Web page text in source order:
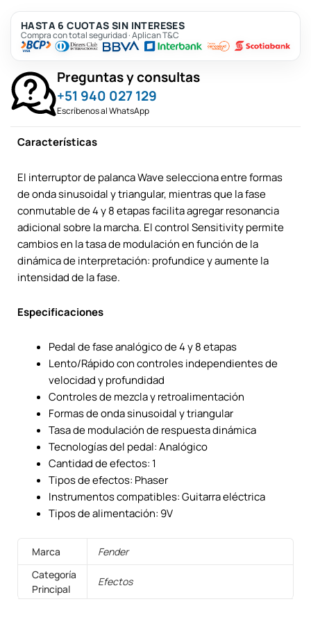
HASTA 6 CUOTAS SIN INTERESES
Compra con total seguridad · Aplican T&C
Preguntas y consultas
+51 940 027 129
Escríbenos al WhatsApp
Características
El interruptor de palanca Wave selecciona entre formas
de onda sinusoidal y triangular, mientras que la fase
conmutable de 4 y 8 etapas facilita agregar resonancia
adicional sobre la marcha. El control Sensitivity permite
cambios en la tasa de modulación en función de la
dinámica de interpretación: profundice y aumente la
intensidad de la fase.
Especificaciones
Pedal de fase analógico de 4 y 8 etapas
Lento/Rápido con controles independientes de
velocidad y profundidad
Controles de mezcla y retroalimentación
Formas de onda sinusoidal y triangular
Tasa de modulación de respuesta dinámica
Tecnologías del pedal:Analógico
Cantidad de efectos: 1
Tipos de efectos: Phaser
Instrumentos compatibles: Guitarra eléctrica
Tipos de alimentación: 9V
Marca
Fender
Categoría
Principal
Efectos